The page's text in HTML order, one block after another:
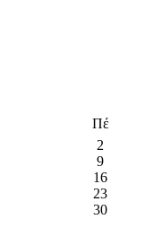
Πέ
2
9
16
23
30